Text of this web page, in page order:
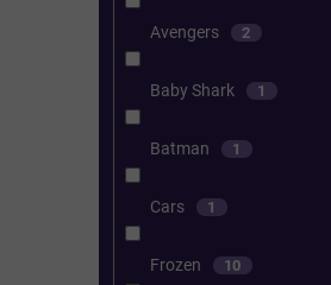
Avengers 2
Baby Shark 1
Batman 1
Cars 1
Frozen 10